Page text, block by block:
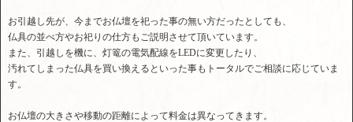
お引越し先が、今までお仏壇を祀った事の無い方だったとしても、
仏具の並べ方やお祀りの仕方もご説明させて頂いています。
また、引越しを機に、灯篭の電気配線をLEDに変更したり、
汚れてしまった仏具を買い換えるといった事もトータルでご相談に応じていま
す。
お仏壇の大きさや移動の距離によって料金は異なってきます。